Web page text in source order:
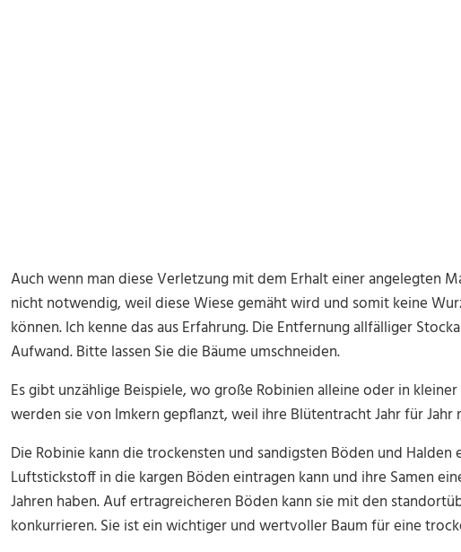
Auch wenn man diese Verletzung mit dem Erhalt einer angelegten
nicht notwendig, weil diese Wiese gemäht wird und somit keine
können. Ich kenne das aus Erfahrung. Die Entfernung allfälliger
Aufwand. Bitte lassen Sie die Bäume umschneiden.
Es gibt unzählige Beispiele, wo große Robinien alleine oder in
werden sie von Imkern gepflanzt, weil ihre Blütentracht Jahr für Jahr
Die Robinie kann die trockensten und sandigsten Böden und
Luftstickstoff in die kargen Böden eintragen kann und ihre Samen
Jahren haben. Auf ertragreicheren Böden kann sie mit den
konkurrieren. Sie ist ein wichtiger und wertvoller Baum für eine